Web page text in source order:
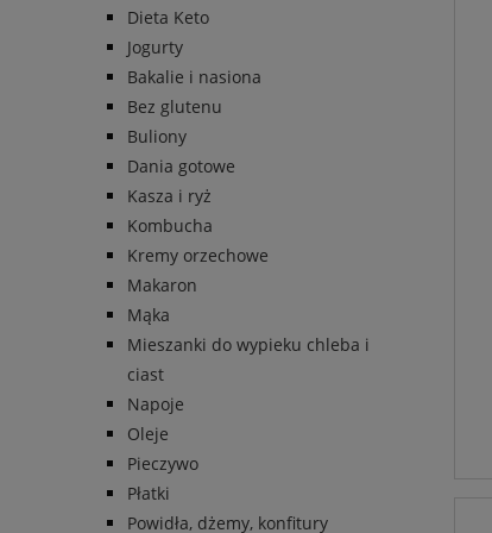
Dieta Keto
Jogurty
Bakalie i nasiona
Bez glutenu
Buliony
Dania gotowe
Kasza i ryż
Kombucha
Kremy orzechowe
Makaron
Mąka
Mieszanki do wypieku chleba i
ciast
Napoje
Oleje
Pieczywo
Płatki
Powidła, dżemy, konfitury